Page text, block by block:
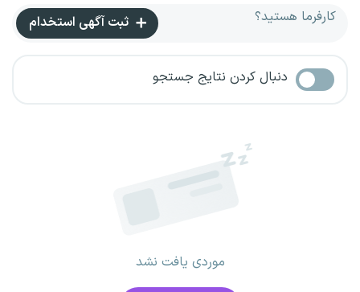
کارفرما هستید؟ ثبت آگهی استخدام
دنبال کردن نتایج جستجو
موردی یافت نشد